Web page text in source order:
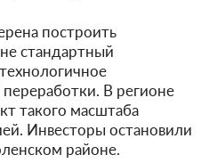
построить
стандартный
В регионе
такого масштаба
Инвесторы остановили
районе.